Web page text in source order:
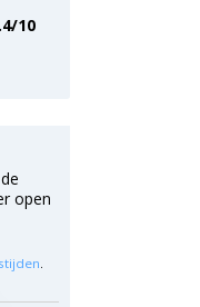
/10
open
.